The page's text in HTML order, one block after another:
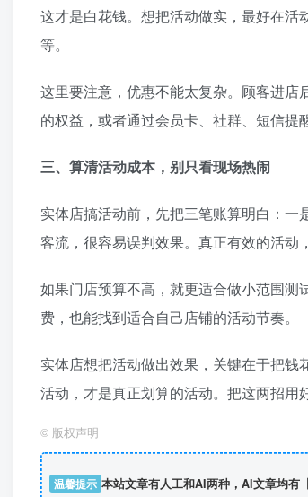
这才是白花钱。想把活动做实，最好在
等。
这里要注意，优惠不能太复杂。顾客进
的权益，或者通过会员卡、社群、短信提
三、算清活动成本，别只看现场热闹
实体店搞活动前，先把三笔账算明白：
客流，很容易误判效果。真正有效的活动
如果门店预算不高，就更适合做小范围
费，也能找到适合自己店铺的活动节奏。
实体店想把活动做出效果，关键在于把
活动，才是真正划算的活动。把这两招用
© 版权声明
温馨提示 本站文章有人工和AI两种，AI文章均有